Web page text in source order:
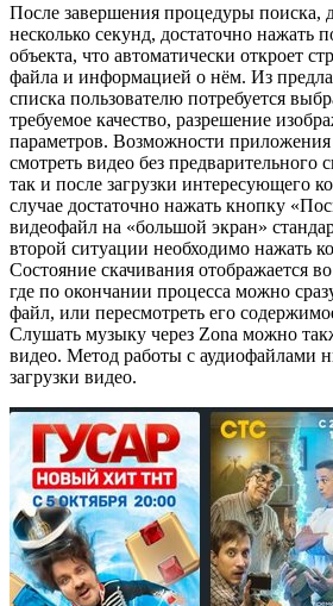
После завершения процедуры поиска,
несколько секунд, достаточно нажать
объекта, что автоматически откроет
файла и информацией о нём. Из
списка пользователю потребуется
требуемое качество, разрешение
параметров. Возможности
смотреть видео без предварительного
так и после загрузки интересующего
случае достаточно нажать кнопку
видеофайл на «большой экран»
второй ситуации необходимо нажать
Состояние скачивания отображается
где по окончании процесса можно
файл, или пересмотреть его
Слушать музыку через Zona можно
видео. Метод работы с аудиофайлами
загрузки видео.